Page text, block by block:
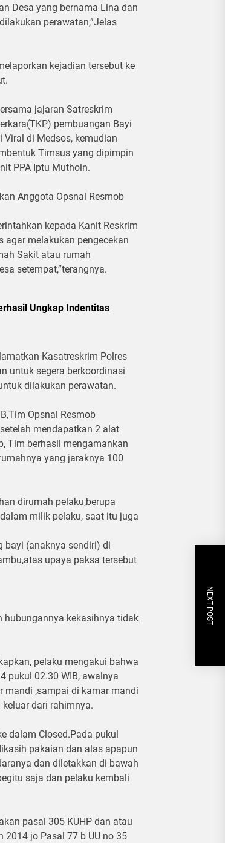
Desa yang bernama Lina dan
perawatan,”Jelas
kejadian tersebut ke
jajaran Satreskrim
pembuangan Bayi
Viral di Medsos, kemudian
Timsus yang dipimpin
PPA Iptu Muthoin.
Anggota Opsnal Resmob
kepada Kanit Reskrim
melakukan pengecekan
Sakit atau rumah
setempat,”terangnya.
Ungkap Indentitas
Kasatreskrim Polres
untuk segera berkoordinasi
dilakukan perawatan.
Opsnal Resmob
mendapatkan 2 alat
Tim berhasil mengamankan
yang jaraknya 100
dirumah pelaku,berupa
milik pelaku, saat itu juga
bayi (anaknya sendiri) di
upaya paksa tersebut
hubungannya kekasihnya tidak
pelaku mengakui bahwa
pukul 02.30 WIB, awalnya
mandi ,sampai di kamar mandi
dari rahimnya.
dalam Closed.Pada pukul
pakaian dan alas apapun
dan diletakkan di bawah
saja dan pelaku kembali
pasal 305 KUHP dan atau
2014 jo Pasal 77 b UU no 35
NEXT POST